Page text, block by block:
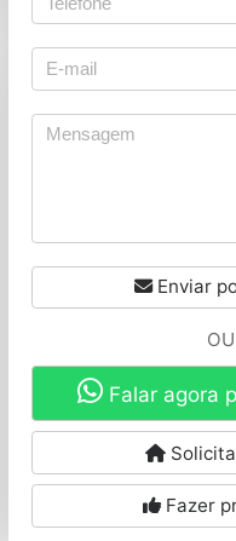
Enviar
OU
Falar agora
Fazer